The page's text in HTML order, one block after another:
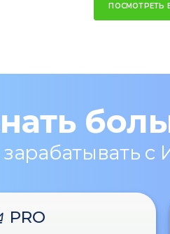
ПОСМОТРЕТЬ
с
PRO